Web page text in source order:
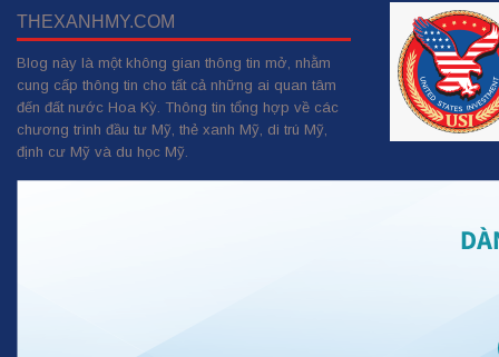
THEXANHMY.COM
Blog này là một không gian thông tin mở, nhằm
cung cấp thông tin cho tất cả những ai quan tâm
đến đất nước Hoa Kỳ. Thông tin tổng hợp về các
chương trình đầu tư Mỹ, thẻ xanh Mỹ, di trú Mỹ,
định cư Mỹ và du học Mỹ.